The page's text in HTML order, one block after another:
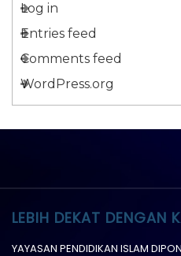
Log in
Entries feed
Comments feed
WordPress.org
LEBIH DEKAT DENGAN
YAYASAN PENDIDIKAN ISLAM